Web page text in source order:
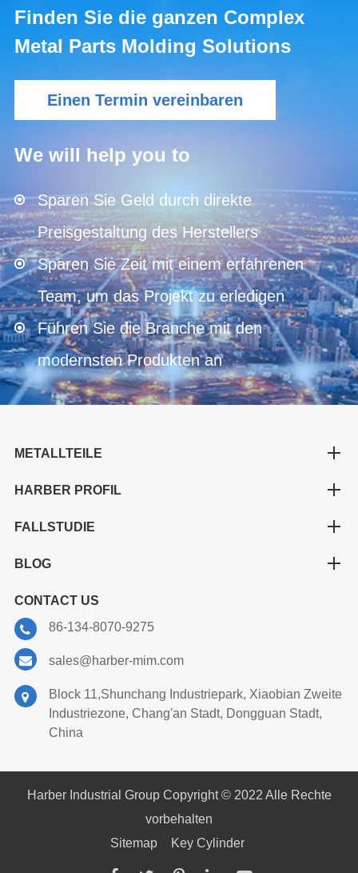
Finden Sie die ganzen Complex
Metal Parts Molding Solutions
Einen Termin vereinbaren
We will help you to
Sparen Sie Geld durch direkte
Preisgestaltung des Herstellers
Sparen Sie Zeit mit einem erfahrenen
Team, um das Projekt zu erledigen
Führen Sie die Branche mit den
modernsten Produkten an
METALLTEILE
HARBER PROFIL
FALLSTUDIE
BLOG
CONTACT US
86-134-8070-9275
sales@harber-mim.com
Block 11,Shunchang Industriepark, Xiaobian Zweite
Industriezone, Chang'an Stadt, Dongguan Stadt,
China
Harber Industrial Group Copyright © 2022 Alle Rechte
vorbehalten
Sitemap
Key Cylinder